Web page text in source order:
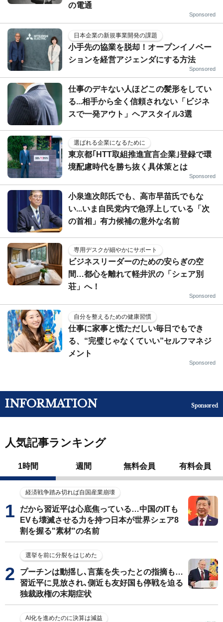
の電通
Sponsored
日本企業の新規事業開発の課題
小手先の協業を脱却！オープンイノベー
ションを経営アジェンダにする方法
Sponsored
仕事のデキない人ほどこの髪形をしてい
る...相手から全く信頼されない「ビジネ
スで一発アウト」ヘアスタイル3選
選ばれる企業になるために
東京都｢HTT取組推進宣言企業｣登録で環
境配慮時代を勝ち抜く具体策とは
Sponsored
小泉進次郎氏でも、高市早苗氏でもな
い...いま自民党内で急浮上している「次
の首相」有力候補の意外な名前
専用デスクが細やかにサポート
ビジネスリーダーのための安らぎの空
間…都心を離れて軽井沢の「シェア別
荘」へ！
Sponsored
自分を整えるための健康習慣
仕事に家事と慌ただしい毎日でもでき
る、“完璧じゃなくていい”セルフマネジ
メント
Sponsored
INFORMATION Sponsored
人気記事ランキング
1時間 週間 無料会員 有料会員
経済戦争踏み切れば自国産業崩壊
だから習近平は心底焦っている…中国のITも
EVも壊滅させる力を持つ日本が世界シェア8
割を握る"素材"の名前
選挙を前に分裂をはじめた
プーチンは動揺し､言葉を失ったとの指摘も…
習近平に見放され､側近も友好国も停戦を迫る
独裁政権の末期症状
AI化を進めたのに決算は減益